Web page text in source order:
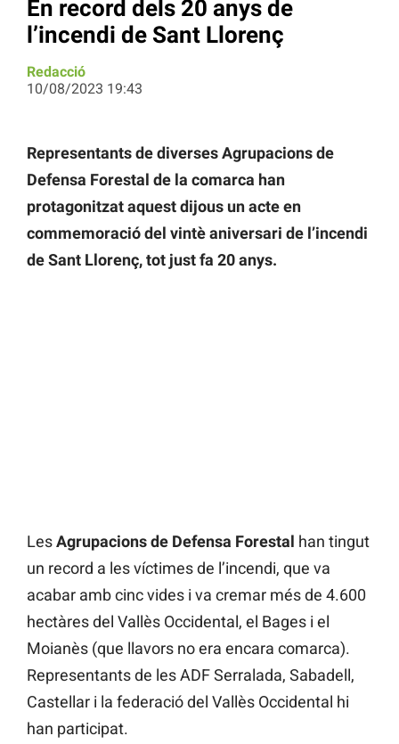
En record dels 20 anys de
l’incendi de Sant Llorenç
Redacció
10/08/2023 19:43
Representants de diverses Agrupacions de
Defensa Forestal de la comarca han
protagonitzat aquest dijous un acte en
commemoració del vintè aniversari de l’incendi
de Sant Llorenç, tot just fa 20 anys.
LesAgrupacions de Defensa Forestal han tingut
un record a les víctimes de l’incendi, que va
acabar amb cinc vides i va cremar més de 4.600
hectàres del Vallès Occidental, el Bages i el
Moianès (que llavors no era encara comarca).
Representants de les ADF Serralada, Sabadell,
Castellar i la federació del Vallès Occidental hi
han participat.